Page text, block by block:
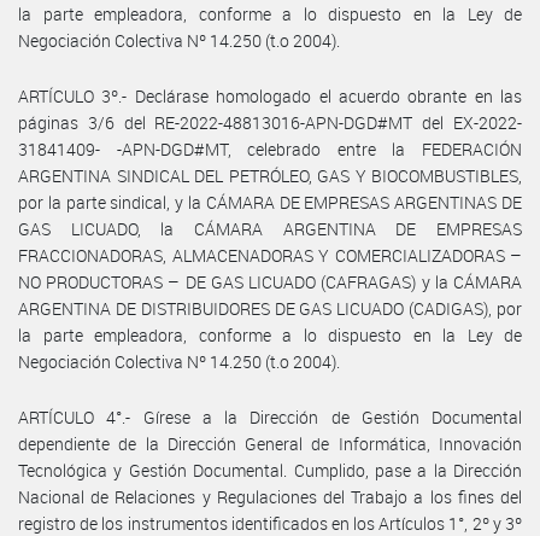
la parte empleadora, conforme a lo dispuesto en la Ley de
Negociación Colectiva Nº 14.250 (t.o 2004).
ARTÍCULO 3º.- Declárase homologado el acuerdo obrante en las
páginas 3/6 del RE-2022-48813016-APN-DGD#MT del EX-2022-
31841409- -APN-DGD#MT, celebrado entre la FEDERACIÓN
ARGENTINA SINDICAL DEL PETRÓLEO, GAS Y BIOCOMBUSTIBLES,
por la parte sindical, y la CÁMARA DE EMPRESAS ARGENTINAS DE
GAS LICUADO, la CÁMARA ARGENTINA DE EMPRESAS
FRACCIONADORAS, ALMACENADORAS Y COMERCIALIZADORAS –
NO PRODUCTORAS – DE GAS LICUADO (CAFRAGAS) y la CÁMARA
ARGENTINA DE DISTRIBUIDORES DE GAS LICUADO (CADIGAS), por
la parte empleadora, conforme a lo dispuesto en la Ley de
Negociación Colectiva Nº 14.250 (t.o 2004).
ARTÍCULO 4°.- Gírese a la Dirección de Gestión Documental
dependiente de la Dirección General de Informática, Innovación
Tecnológica y Gestión Documental. Cumplido, pase a la Dirección
Nacional de Relaciones y Regulaciones del Trabajo a los fines del
registro de los instrumentos identificados en los Artículos 1°, 2º y 3º